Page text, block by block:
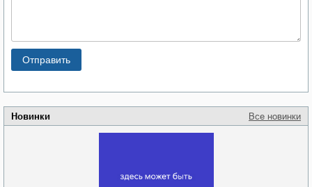
Новинки Все новинки